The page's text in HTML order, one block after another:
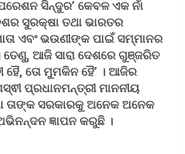
ସିନ୍ଦୁର’ କେବଳ ଏକ ନାଁ
ସୁରକ୍ଷା ତଥା ଭାରତର
ଏବଂ ଭଉଣୀଙ୍କ ପାଇଁ ସମ୍ମାନର
ତେଣୁ, ଆଜି ସାରା ଦେଶରେ ଗୁଞ୍ଜରିତ
ହୈ, ତୋ ମୁମକିନ ହୈ’ । ଆଜିର
ପ୍ରଧାନମନ୍ତ୍ରୀ ମାନନୀୟ
ତାଙ୍କ ସରକାରକୁ ଅନେକ ଅନେକ
ଜ୍ଞାପନ କରୁଛି ।